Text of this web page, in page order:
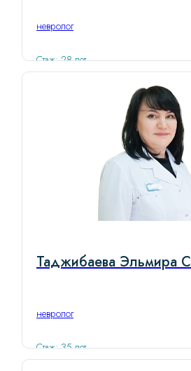
невролог
Стаж: 28 лет
Таджибаева Эльмира
невролог
Стаж: 35 лет